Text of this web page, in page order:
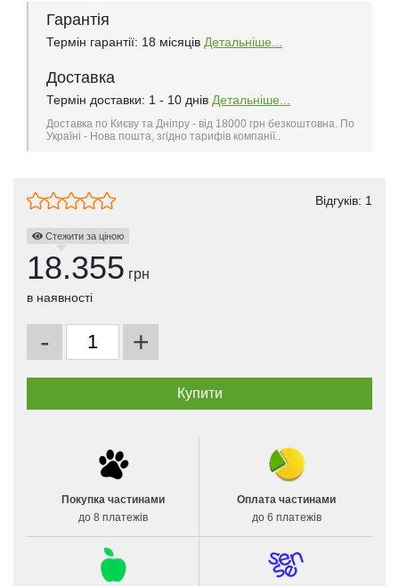
Гарантія
Термін гарантії: 18 місяців Детальніше...
Доставка
Термін доставки: 1 - 10 днів Детальніше...
Доставка по Києву та Дніпру - від 18000 грн безкоштовна. По
Україні - Нова пошта, згідно тарифів компанії..
Відгуків: 1
Стежити за ціною
18.355 грн
в наявності
- +
Покупка частинами
до 8 платежів
Оплата частинами
до 6 платежів